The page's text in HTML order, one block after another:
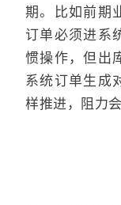
期。比如前期
订单必须进系
惯操作，但出
系统订单生成
样推进，阻力会